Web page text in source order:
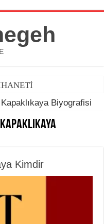
Biyografisi
Kimdir